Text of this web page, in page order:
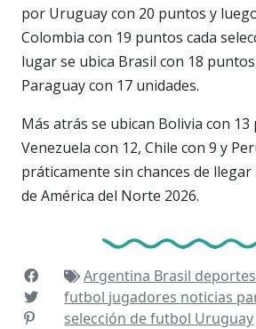
por Uruguay con 20 puntos y
Colombia con 19 puntos cada
lugar se ubica Brasil con 18
Paraguay con 17 unidades.
Más atrás se ubican Bolivia con 13
Venezuela con 12, Chile con 9 y
práticamente sin chances de
de América del Norte 2026.
Argentina Brasil deportes
futbol jugadores noticias
selección de futbol Uruguay